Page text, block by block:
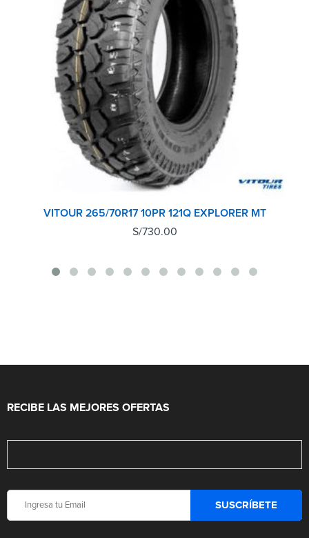
VITOUR 265/70R17 10PR 121Q EXPLORER MT
S/730.00
RECIBE LAS MEJORES OFERTAS